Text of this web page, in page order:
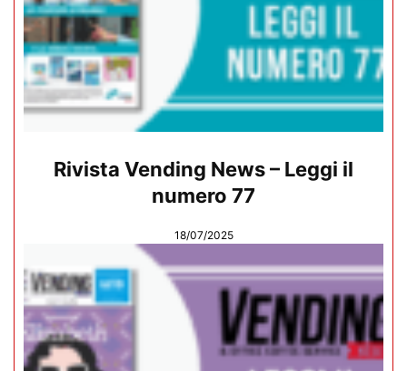
Rivista Vending News – Leggi il
numero 77
18/07/2025